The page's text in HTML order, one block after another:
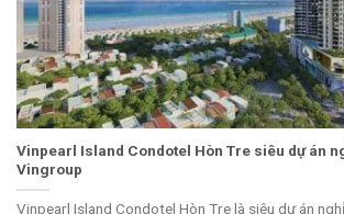
Vinpearl Island Condotel Hòn Tre siêu dự án
Vingroup
Vinpearl Island Condotel Hòn Tre là siêu dự án